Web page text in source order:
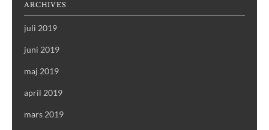
ARCHIVES
juli 2019
juni 2019
maj 2019
april 2019
mars 2019